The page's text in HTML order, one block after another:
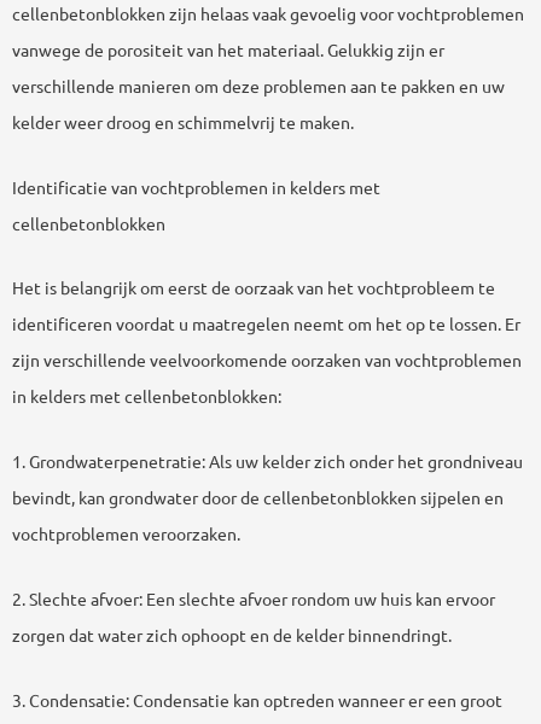
cellenbetonblokken zijn helaas vaak gevoelig voor vochtproblemen
vanwege de porositeit van het materiaal. Gelukkig zijn er
verschillende manieren om deze problemen aan te pakken en uw
kelder weer droog en schimmelvrij te maken.
Identificatie van vochtproblemen in kelders met
cellenbetonblokken
Het is belangrijk om eerst de oorzaak van het vochtprobleem te
identificeren voordat u maatregelen neemt om het op te lossen. Er
zijn verschillende veelvoorkomende oorzaken van vochtproblemen
in kelders met cellenbetonblokken:
1. Grondwaterpenetratie: Als uw kelder zich onder het grondniveau
bevindt, kan grondwater door de cellenbetonblokken sijpelen en
vochtproblemen veroorzaken.
2. Slechte afvoer: Een slechte afvoer rondom uw huis kan ervoor
zorgen dat water zich ophoopt en de kelder binnendringt.
3. Condensatie: Condensatie kan optreden wanneer er een groot